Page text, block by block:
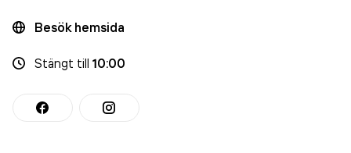
Besök hemsida
Stängt till 10:00